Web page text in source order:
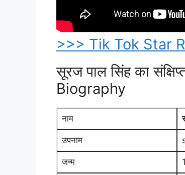
>>> Tik Tok Star
सूरज पाल सिंह का
Biography
नाम
उपनाम
जन्म